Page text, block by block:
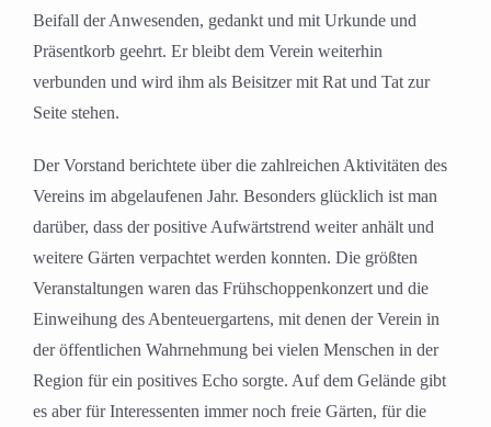
Beifall der Anwesenden, gedankt und mit Urkunde und
Präsentkorb geehrt. Er bleibt dem Verein weiterhin
verbunden und wird ihm als Beisitzer mit Rat und Tat zur
Seite stehen.
Der Vorstand berichtete über die zahlreichen Aktivitäten des
Vereins im abgelaufenen Jahr. Besonders glücklich ist man
darüber, dass der positive Aufwärtstrend weiter anhält und
weitere Gärten verpachtet werden konnten. Die größten
Veranstaltungen waren das Frühschoppenkonzert und die
Einweihung des Abenteuergartens, mit denen der Verein in
der öffentlichen Wahrnehmung bei vielen Menschen in der
Region für ein positives Echo sorgte. Auf dem Gelände gibt
es aber für Interessenten immer noch freie Gärten, für die